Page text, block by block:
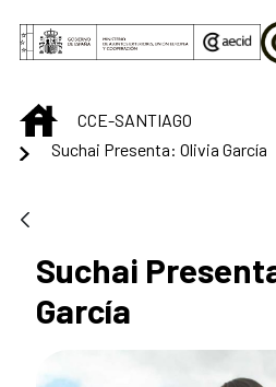
Saltar al contenido principal
INICIOCCE-SANTIAGO
Suchai Presenta: Olivia García
Suchai
García